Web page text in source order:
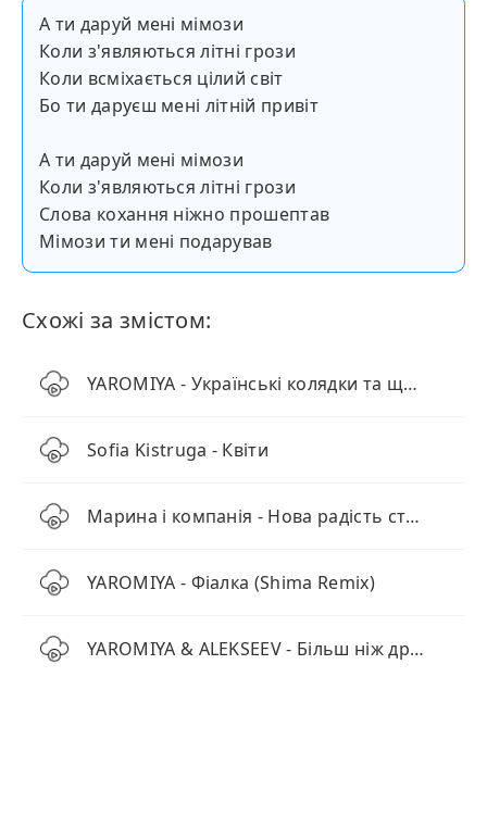
А ти даруй мені мімози
Коли з'являються літні грози
Коли всміхається цілий світ
Бо ти даруєш мені літній привіт
А ти даруй мені мімози
Коли з'являються літні грози
Слова кохання ніжно прошептав
Мімози ти мені подарував
Схожі за змістом:
YAROMIYA - Українські колядки та щедрівки (Збірка)
Sofia Kistruga - Квіти
Марина і компанія - Нова радість стала (MAVER Remix)
YAROMIYA - Фіалка (Shima Remix)
YAROMIYA & ALEKSEEV - Більш ніж друг (Remix)